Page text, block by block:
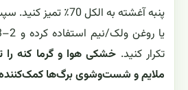
پنبه آغشته به الکل
تکرار کنید. خشکی هوا و گرما کنه
ملایم و شست‌وشوی برگ‌ها